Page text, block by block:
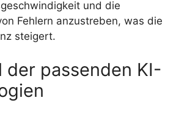
und die
Fehlern anzustreben, was die
steigert.
der passenden KI-